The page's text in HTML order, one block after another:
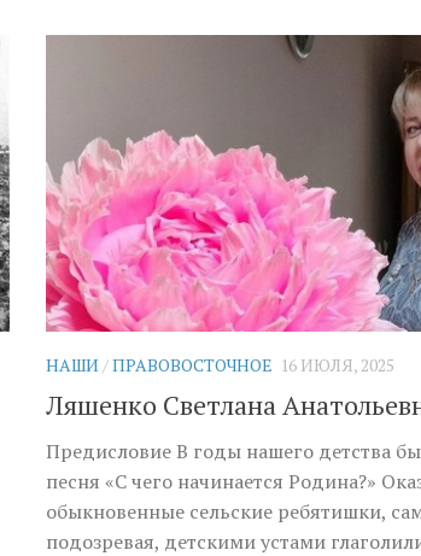
НАШИ /ПРАВОВОСТОЧНОЕ 16 ИЮЛЯ, 2025
Ляшенко Светлана
Предисловие В годы нашего детства
песня «С чего начинается Родина?»
обыкновенные сельские ребятишки,
подозревая, детскими устами